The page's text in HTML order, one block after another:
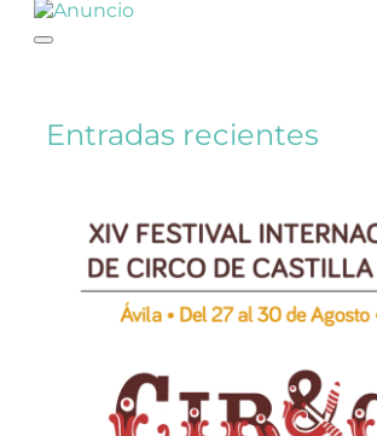
Entradas recientes